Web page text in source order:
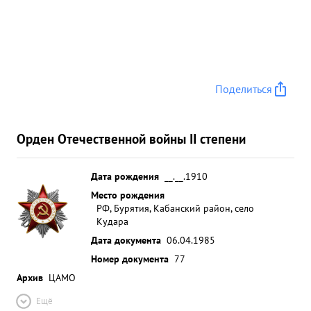
Поделиться
Орден Отечественной войны II степени
Дата рождения
__.__.1910
Место рождения
РФ, Бурятия, Кабанский район, село
Кудара
Дата документа 06.04.1985
Номер документа 77
Архив ЦАМО
Ещё